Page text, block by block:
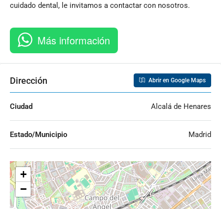
cuidado dental, le invitamos a contactar con nosotros.
Más información
Dirección Abrir en Google Maps
Ciudad Alcalá de Henares
Estado/Municipio Madrid
+
−